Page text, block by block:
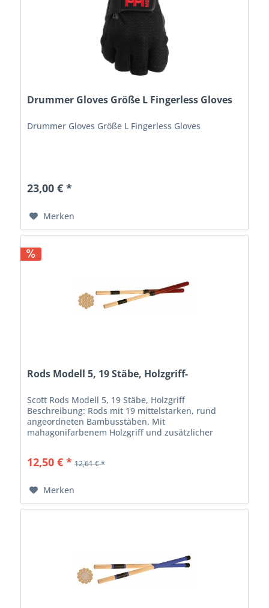
Drummer Gloves Größe L Fingerless Gloves
Drummer Gloves Größe L Fingerless Gloves
23,00 € *
Merken
Rods Modell 5, 19 Stäbe, Holzgriff-
Scott Rods Modell 5, 19 Stäbe, Holzgriff
Beschreibung: Rods mit 19 mittelstarken, rund
angeordneten Bambusstäben. Mit
mahagonifarbenem Holzgriff und zusätzlicher
12,50 € * 12,61 € *
Merken